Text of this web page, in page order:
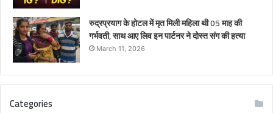
रुद्रप्रयाग के होटल में मृत मिली महिला थी 05 माह की
गर्भवती, साथ आए लिव इन पार्टनर ने दोस्त संग की हत्या
March 11, 2026
Categories